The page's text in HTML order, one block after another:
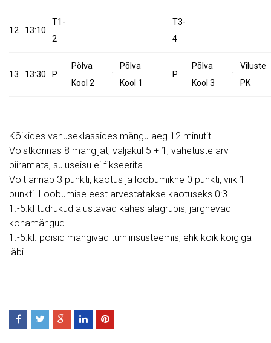
12 13:10
T1-
2
T3-
4
13 13:30 P
Põlva
Kool 2
:
Põlva
Kool 1
P
Põlva
Kool 3
:
Viluste
PK
Kõikides vanuseklassides mängu aeg 12 minutit.
Võistkonnas 8 mängijat, väljakul 5 + 1, vahetuste arv
piiramata, suluseisu ei fikseerita.
Võit annab 3 punkti, kaotus ja loobumikne 0 punkti, viik 1
punkti. Loobumise eest arvestatakse kaotuseks 0:3.
1.-5.kl tüdrukud alustavad kahes alagrupis, järgnevad
kohamängud.
1.-5.kl. poisid mängivad turniirisüsteemis, ehk kõik kõigiga
läbi.